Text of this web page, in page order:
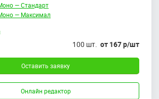
— Стандарт
— Максимал
100 шт. от 167 р/шт
Оставить заявку
Онлайн редактор